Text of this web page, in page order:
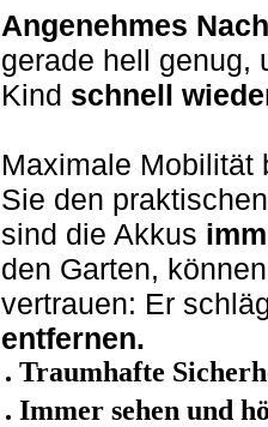
Angenehmes
gerade hell genug,
Kind schnell
Maximale Mobilität
Sie den
sind die Akkus
den Garten,
vertrauen: Er
entfernen.
Traumhafte
Immer sehen und